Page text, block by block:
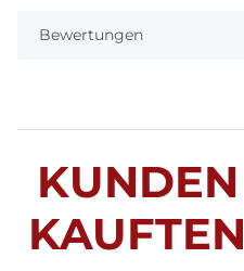
Bewertungen
KUNDEN
KAUFTEN